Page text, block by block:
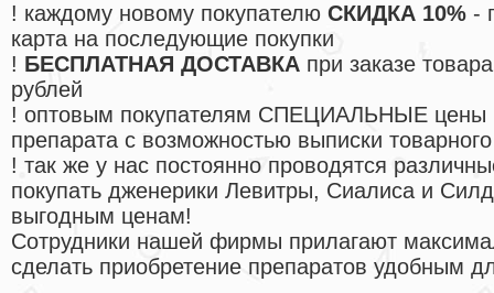
! каждому новому покупателю СКИДКА 10% -
карта на последующие покупки
! БЕСПЛАТНАЯ ДОСТАВКА при заказе
рублей
! оптовым покупателям СПЕЦИАЛЬНЫЕ цены
препарата с возможностью выписки
! так же у нас постоянно проводятся
покупать дженерики Левитры, Сиалиса и
выгодным ценам!
Cотрудники нашей фирмы прилагают
сделать приобретение препаратов удобным